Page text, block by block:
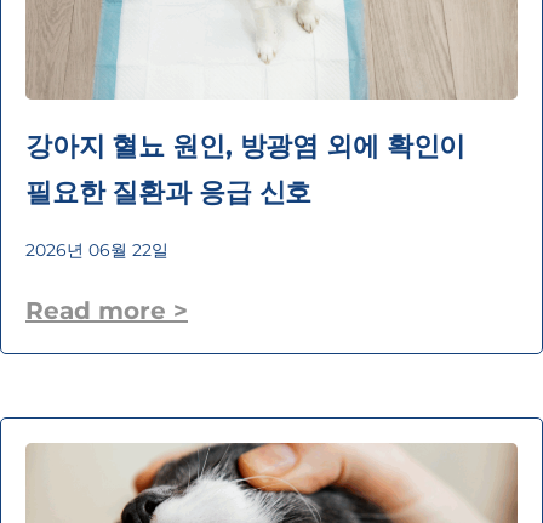
강아지 혈뇨 원인, 방광염 외에 확인이
필요한 질환과 응급 신호
2026년 06월 22일
Read more >